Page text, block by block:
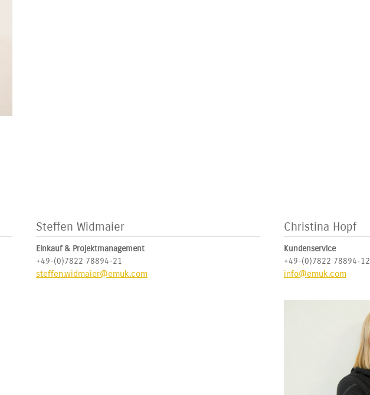
Steffen Widmaier
Einkauf & Projektmanagement
+49-(0)7822 78894-21
steffen.widmaier@emuk.com
Christina Hopf
Kundenservice
+49-(0)7822 78894-12
info@emuk.com